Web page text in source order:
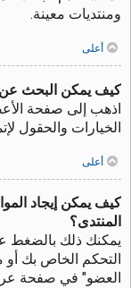
ومنتديات معينة.
أعلى
كيف يمكن البحث
اذهب إلى صفحة
الخيارات والحقول
أعلى
كيف يمكن إيجاد
المنتدى؟
يمكنك ذلك بالضغط
التحكم الخاص بك
العضو" في صفحة